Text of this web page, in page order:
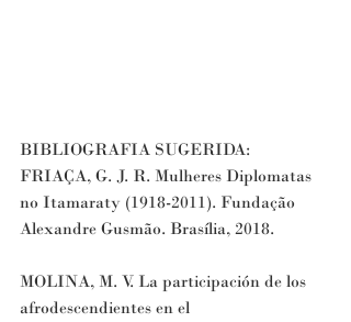
BIBLIOGRAFIA SUGERIDA:
FRIAÇA, G. J. R. Mulheres Diplomatas
no Itamaraty (1918-2011). Fundação
Alexandre Gusmão. Brasília, 2018.
MOLINA, M. V. La participación de los
afrodescendientes en el